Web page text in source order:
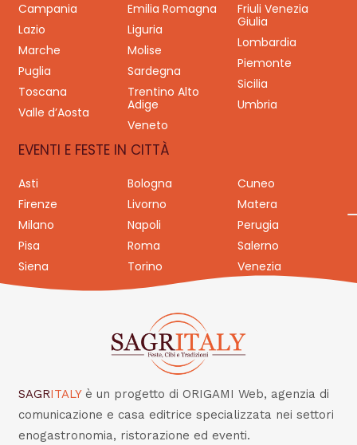
Campania
Emilia Romagna
Friuli Venezia
Giulia
Lazio
Liguria
Lombardia
Marche
Molise
Piemonte
Puglia
Sardegna
Sicilia
Toscana
Trentino Alto
Adige
Umbria
Valle d’Aosta
Veneto
EVENTI E FESTE IN CITTÀ
Asti Bologna
Cuneo
Firenze
Livorno
Matera
Milano
Napoli
Perugia
Pisa
Roma
Salerno
Siena
Torino Venezia
SAGRITALY è un progetto di ORIGAMI Web, agenzia di
comunicazione e casa editrice specializzata nei settori
enogastronomia, ristorazione ed eventi.